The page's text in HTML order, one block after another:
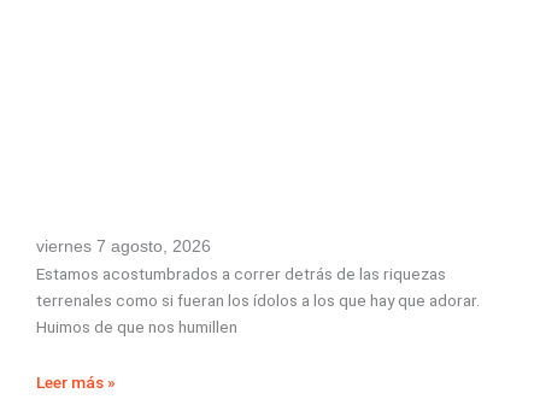
viernes 7 agosto, 2026
Estamos acostumbrados a correr detrás de las riquezas
terrenales como si fueran los ídolos a los que hay que adorar.
Huimos de que nos humillen
Leer más »